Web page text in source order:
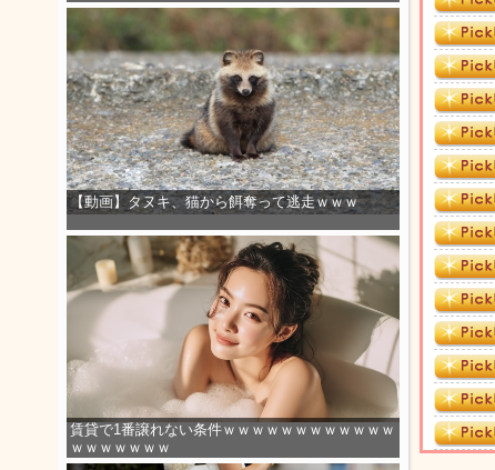
【動画】タヌキ、猫から餌奪って逃走ｗｗｗ
賃貸で1番譲れない条件ｗｗｗｗｗｗｗｗｗｗｗｗ
ｗｗｗｗｗｗｗ